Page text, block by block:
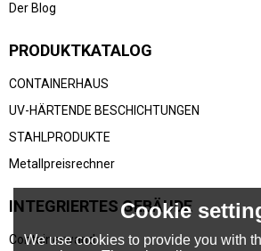
Der Blog
PRODUKTKATALOG
CONTAINERHAUS
UV-HÄRTENDE BESCHICHTUNGEN
STAHLPRODUKTE
Metallpreisrechner
INTEGRIERTES GEBÄUDE
Containerwand
Cookie
We use cookies to provide you with